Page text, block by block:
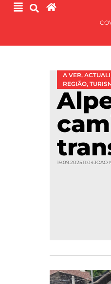
A VER,
REGIÃO,
19.09.202511:04JOAO